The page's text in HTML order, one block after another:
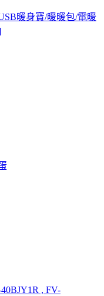
暖身寶/暖暖包/電暖
, FV-